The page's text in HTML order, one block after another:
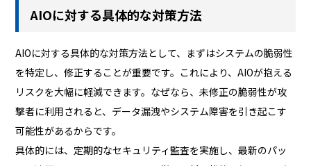
AIOに対する具体的な対策方法
AIOに対する具体的な対策方法として、まずはシステムの脆弱性
を特定し、修正することが重要です。これにより、AIOが抱える
リスクを大幅に軽減できます。なぜなら、未修正の脆弱性が攻
撃者に利用されると、データ漏洩やシステム障害を引き起こす
可能性があるからです。
具体的には、定期的なセキュリティ監査を実施し、最新のパッ